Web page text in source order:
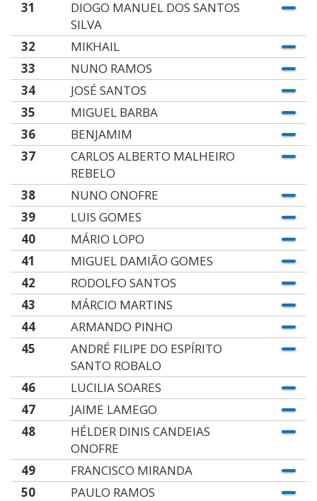
31
DIOGO MANUEL DOS SANTOS
SILVA
32
MIKHAIL
33
NUNO RAMOS
34
JOSÉ SANTOS
35
MIGUEL BARBA
36
BENJAMIM
37
CARLOS ALBERTO MALHEIRO
REBELO
38
NUNO ONOFRE
39
LUIS GOMES
40
MÁRIO LOPO
41
MIGUEL DAMIÃO GOMES
42
RODOLFO SANTOS
43
MÁRCIO MARTINS
44
ARMANDO PINHO
45
ANDRÉ FILIPE DO ESPÍRITO
SANTO ROBALO
46
LUCILIA SOARES
47
JAIME LAMEGO
48
HÉLDER DINIS CANDEIAS
ONOFRE
49
FRANCISCO MIRANDA
50
PAULO RAMOS